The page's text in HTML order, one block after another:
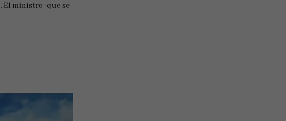
El ministro -que se